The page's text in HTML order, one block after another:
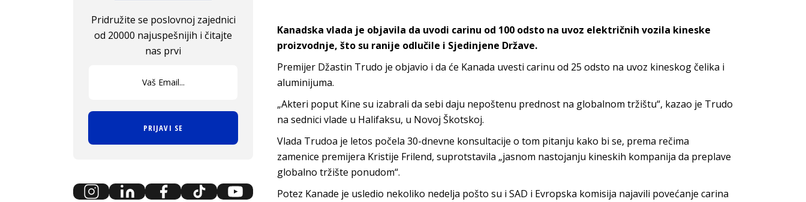
Kanadska vlada je objavila da uvodi carinu od 100 odsto na uvoz električnih vozila kineske
proizvodnje, što su ranije odlučile i Sjedinjene Države.
Premijer Džastin Trudo je objavio i da će Kanada uvesti carinu od 25 odsto na uvoz kineskog čelika i
aluminijuma.
„Akteri poput Kine su izabrali da sebi daju nepoštenu prednost na globalnom tržištu“, kazao je Trudo
na sednici vlade u Halifaksu, u Novoj Škotskoj.
Vlada Trudoa je letos počela 30-dnevne konsultacije o tom pitanju kako bi se, prema rečima
zamenice premijera Kristije Frilend, suprotstavila „jasnom nastojanju kineskih kompanija da preplave
globalno tržište ponudom“.
Potez Kanade je usledio nekoliko nedelja pošto su i SAD i Evropska komisija najavili povećanje carina
Pridružite se poslovnoj zajednici
od 20000 najuspešnijih i čitajte
nas prvi
PRIJAVI SE